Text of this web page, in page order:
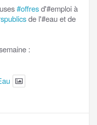
#offresd'#emploi à
de l'#eau et de
: